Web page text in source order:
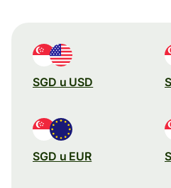
SGD u USD
SGD u EUR